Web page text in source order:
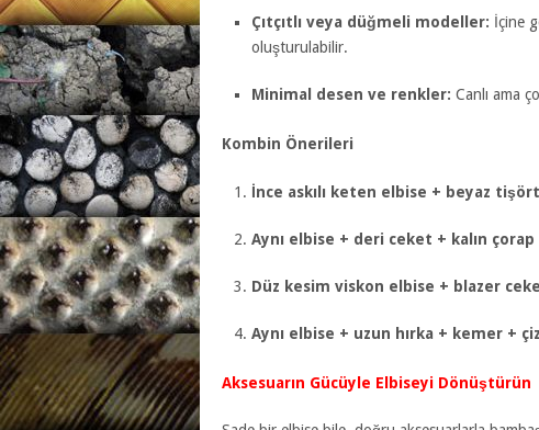
Çıtçıtlı veya düğmeli modeller: İçine
oluşturulabilir.
Minimal desen ve renkler: Canlı ama
Kombin Önerileri
İnce askılı keten elbise + beyaz
Aynı elbise + deri ceket + kalın
Düz kesim viskon elbise + blazer
Aynı elbise + uzun hırka + kemer +
Aksesuarın Gücüyle Elbiseyi Dönüştürün